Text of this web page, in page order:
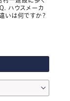
ハウスメーカ
いは何ですか？